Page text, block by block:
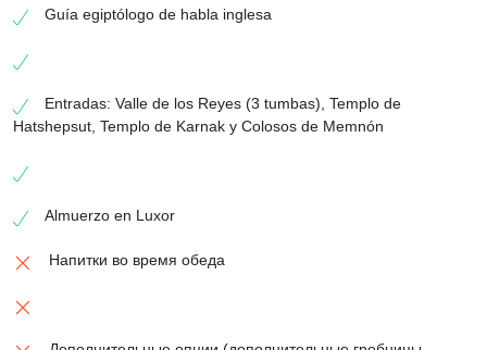
Guía egiptólogo de habla inglesa
Entradas: Valle de los Reyes (3 tumbas), Templo de
Hatshepsut, Templo de Karnak y Colosos de Memnón
Almuerzo en Luxor
Напитки во время обеда